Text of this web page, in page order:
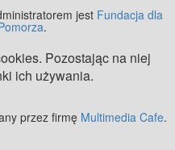
jest Fundacja dla
.
Pozostając na niej
ich używania.
przez firmę Multimedia Cafe.